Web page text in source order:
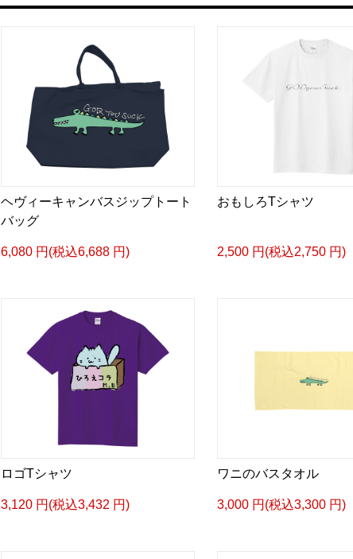
ヘヴィーキャンバスジップトート
バッグ
6,080 円(税込6,688 円)
おもしろTシャツ
2,500 円(税込2,750 円)
ロゴTシャツ
3,120 円(税込3,432 円)
ワニのバスタオル
3,000 円(税込3,300 円)